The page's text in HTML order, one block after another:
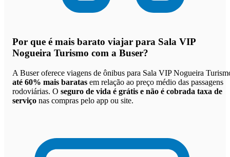
Por que é mais barato viajar para Sala VIP
Nogueira Turismo com a Buser?
A Buser oferece viagens de ônibus para Sala VIP Nogueira
até 60% mais baratas em relação ao preço médio das passagens
rodoviárias. O seguro de vida é grátis e não é cobrada taxa de
serviço nas compras pelo app ou site.